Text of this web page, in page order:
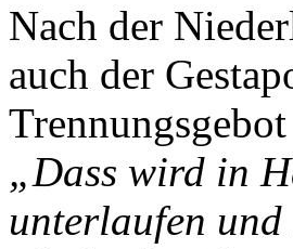
Nach der
auch der
„Dass wird in
unterlaufen